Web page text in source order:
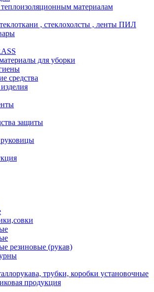
материалам
, стеклохолсты , ленты ПИЛ
для уборки
средства
защиты
резиновые (рукав)
трубки, коробки установочные
продукция